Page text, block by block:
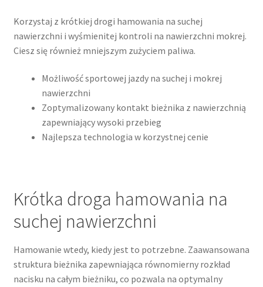
Korzystaj z krótkiej drogi hamowania na suchej
nawierzchni i wyśmienitej kontroli na nawierzchni mokrej.
Ciesz się również mniejszym zużyciem paliwa.
Możliwość sportowej jazdy na suchej i mokrej
nawierzchni
Zoptymalizowany kontakt bieżnika z nawierzchnią
zapewniający wysoki przebieg
Najlepsza technologia w korzystnej cenie
Krótka droga hamowania na
suchej nawierzchni
Hamowanie wtedy, kiedy jest to potrzebne. Zaawansowana
struktura bieżnika zapewniająca równomierny rozkład
nacisku na całym bieżniku, co pozwala na optymalny